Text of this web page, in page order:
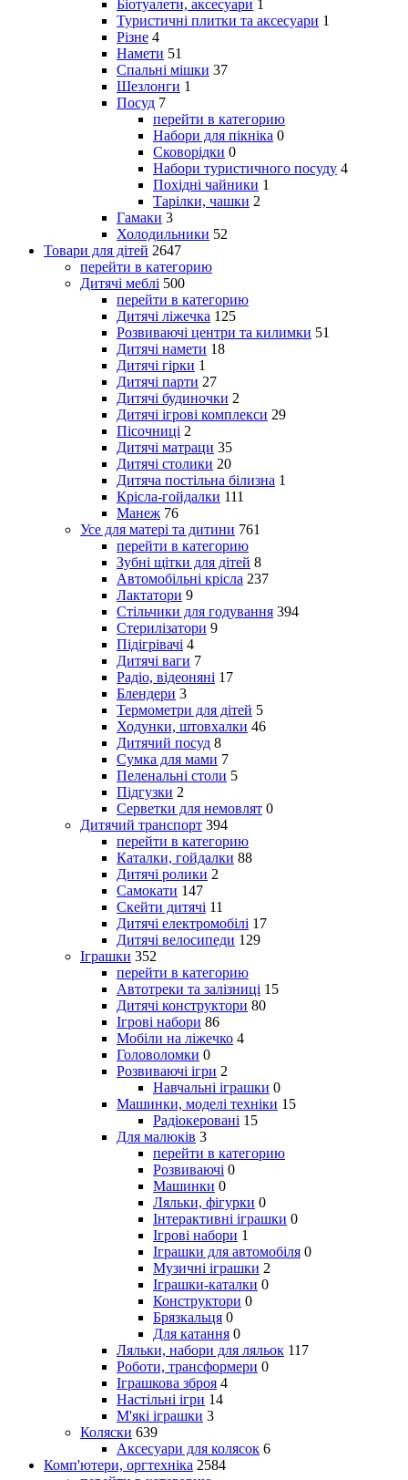
Біотуалети, аксесуари 1
Туристичні плитки та аксесуари 1
Різне 4
Намети 51
Спальні мішки 37
Шезлонги 1
Посуд 7
перейти в категорию
Набори для пікніка 0
Сковорідки 0
Набори туристичного посуду 4
Похідні чайники 1
Тарілки, чашки 2
Гамаки 3
Холодильники 52
Товари для дітей 2647
перейти в категорию
Дитячі меблі 500
перейти в категорию
Дитячі ліжечка 125
Розвиваючі центри та килимки 51
Дитячі намети 18
Дитячі гірки 1
Дитячі парти 27
Дитячі будиночки 2
Дитячі ігрові комплекси 29
Пісочниці 2
Дитячі матраци 35
Дитячі столики 20
Дитяча постільна білизна 1
Крісла-гойдалки 111
Манеж 76
Усе для матері та дитини 761
перейти в категорию
Зубні щітки для дітей 8
Автомобільні крісла 237
Лактатори 9
Стільчики для годування 394
Стерилізатори 9
Підігрівачі 4
Дитячі ваги 7
Радіо, відеоняні 17
Блендери 3
Термометри для дітей 5
Ходунки, штовхалки 46
Дитячий посуд 8
Сумка для мами 7
Пеленальні столи 5
Підгузки 2
Серветки для немовлят 0
Дитячий транспорт 394
перейти в категорию
Каталки, гойдалки 88
Дитячі ролики 2
Самокати 147
Скейти дитячі 11
Дитячі електромобілі 17
Дитячі велосипеди 129
Іграшки 352
перейти в категорию
Автотреки та залізниці 15
Дитячі конструктори 80
Ігрові набори 86
Мобіли на ліжечко 4
Головоломки 0
Розвиваючі ігри 2
Навчальні іграшки 0
Машинки, моделі техніки 15
Радіокеровані 15
Для малюків 3
перейти в категорию
Розвиваючі 0
Машинки 0
Ляльки, фігурки 0
Інтерактивні іграшки 0
Ігрові набори 1
Іграшки для автомобіля 0
Музичні іграшки 2
Іграшки-каталки 0
Конструктори 0
Брязкальця 0
Для катання 0
Ляльки, набори для ляльок 117
Роботи, трансформери 0
Іграшкова зброя 4
Настільні ігри 14
М'які іграшки 3
Коляски 639
Аксесуари для колясок 6
Комп'ютери, оргтехніка 2584